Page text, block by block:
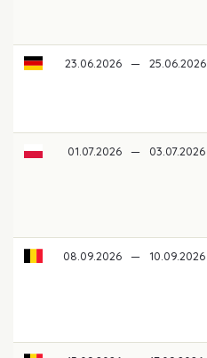
23.06.2026 — 25.06.2026
01.07.2026 — 03.07.2026
08.09.2026 — 10.09.2026